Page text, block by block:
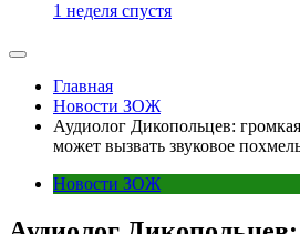
1 неделя спустя
Главная
Новости ЗОЖ
Аудиолог Дикопольцев:
может вызвать звуковое
Новости ЗОЖ